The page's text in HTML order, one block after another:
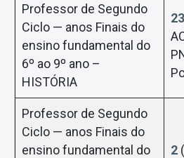
Professor de Segundo
Ciclo — anos Finais do
ensino fundamental do
6º ao 9º ano –
HISTÓRIA
23
Professor de Segundo
Ciclo — anos Finais do
ensino fundamental do
2